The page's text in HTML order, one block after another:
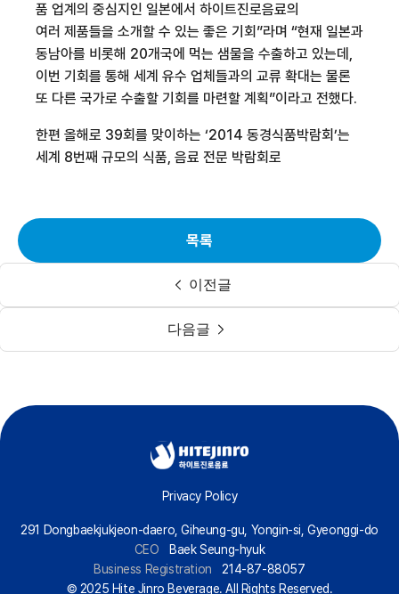
품 업계의 중심지인 일본에서 하이트진로음료의
여러 제품들을 소개할 수 있는 좋은 기회”라며 “현재 일본과
동남아를 비롯해 20개국에 먹는 샘물을 수출하고 있는데,
이번 기회를 통해 세계 유수 업체들과의 교류 확대는 물론
또 다른 국가로 수출할 기회를 마련할 계획”이라고 전했다.
한편 올해로 39회를 맞이하는 ‘2014 동경식품박람회’는
세계 8번째 규모의 식품, 음료 전문 박람회로
이전글
목록
다음글
Privacy Policy
291 Dongbaekjukjeon-daero, Giheung-gu, Yongin-si, Gyeonggi-do
CEO
Baek Seung-hyuk
Business Registration
214-87-88057
© 2025 Hite Jinro Beverage. All Rights Reserved.